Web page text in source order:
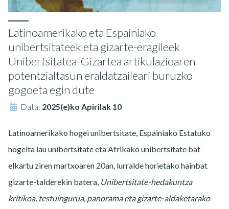
Latinoamerikako eta Espainiako
unibertsitateek eta gizarte-eragileek
Unibertsitatea-Gizartea artikulazioaren
potentzialtasun eraldatzaileari buruzko
gogoeta egin dute
Data: 2025(e)ko Apirilak 10
Latinoamerikako hogei unibertsitate, Espainiako Estatuko
hogeita lau unibertsitate eta Afrikako unibertsitate bat
elkartu ziren martxoaren 20an, lurralde horietako hainbat
gizarte-talderekin batera, Unibertsitate-hedakuntza
kritikoa, testuingurua, panorama eta gizarte-aldaketarako